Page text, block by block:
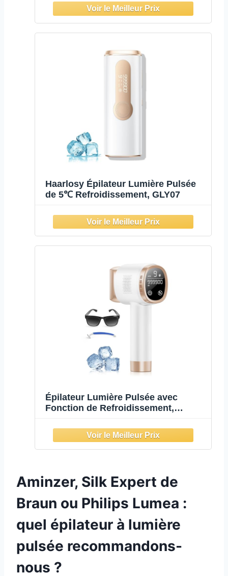
SenseIQ, 4 accessoires pour corps,
visage, maillot, aisselles, tondeuse-
stylo compact, BRI949/00
Haarlosy Épilateur Lumière Pulsée
de 5℃ Refroidissement, GLY07
Épilateur Lumière Pulsée avec
Fonction de Refroidissement,
Niveaux D'énergie pour Femmes et
Hommes, Visage, Aisselles, Bikini,
Jambes, Corps, Blanc
Aminzer, Silk Expert de
Braun ou Philips Lumea :
quel épilateur à lumière
pulsée recommandons-
nous ?